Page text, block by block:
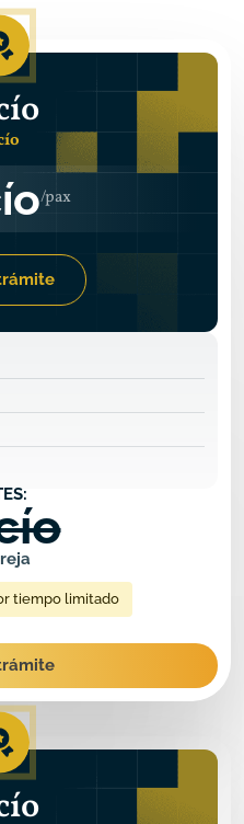
tiempo limitado